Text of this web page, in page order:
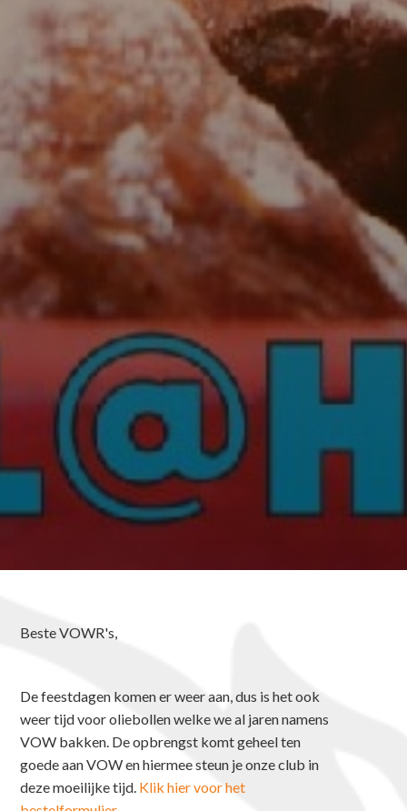
Beste VOWR's,
De feestdagen komen er weer aan, dus is het ook
weer tijd voor oliebollen welke we al jaren namens
VOW bakken. De opbrengst komt geheel ten
goede aan VOW en hiermee steun je onze club in
deze moeilijke tijd. Klik hier voor het